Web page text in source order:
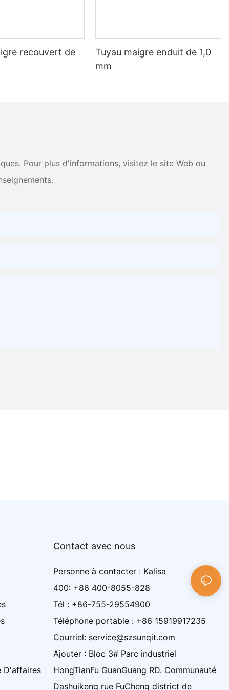
et de la responsabilité environnementale dans nos
environnementales strictes dans nos processus de fabrication,
En choisissant Sunqit comme fournisseur de profilés en
Rejoignez-nous pour construire un avenir
recouvert de
Tuyau maigre enduit de 1,0
mm
Pour plus d'informations, visitez le site Web ou
D'affaires
Contact avec nous
Personne à contacter : Kalisa
400: +86 400-8055-828
Tél : +86-755-29554900
Téléphone portable : +86 15919917235
Courriel: service@szsunqit.com
Ajouter : Bloc 3# Parc industriel
HongTianFu GuanGuang RD. Communauté
Dashuikeng rue FuCheng district de